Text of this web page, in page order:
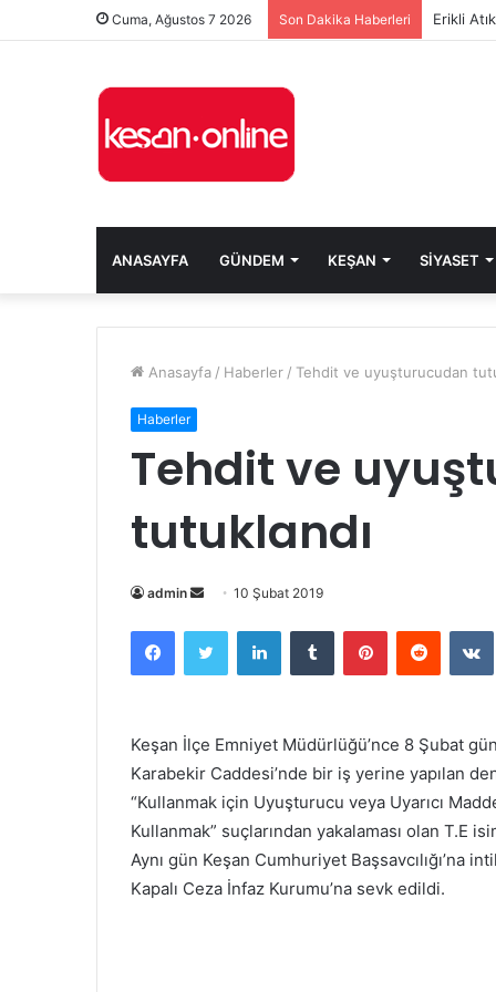
Cuma, Ağustos 7 2026 Son Dakika Haberleri Erikli
ANASAYFA GÜNDEM KEŞAN SIYASET
Anasayfa / Haberler / Tehdit ve uyuşturucudan
Haberler
Tehdit ve
tutuklandı
admin
r
e
o
t
a
g
ö
10 Şubat 2019
Keşan İlçe Emniyet Müdürlüğü’nce 8 Şubat
Karabekir Caddesi’nde bir iş yerine yapılan
“Kullanmak için Uyuşturucu veya Uyarıcı
Kullanmak” suçlarından yakalaması olan T.E
Aynı gün Keşan Cumhuriyet Başsavcılığı’na
Kapalı Ceza İnfaz Kurumu’na sevk edildi.